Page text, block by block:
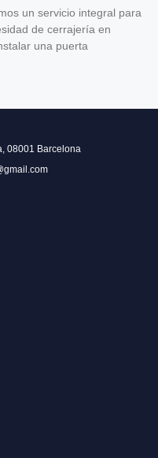
un servicio integral para
de cerrajería en
una puerta
08001 Barcelona